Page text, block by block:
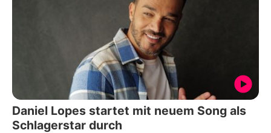
Daniel Lopes startet mit neuem Song als
Schlagerstar durch